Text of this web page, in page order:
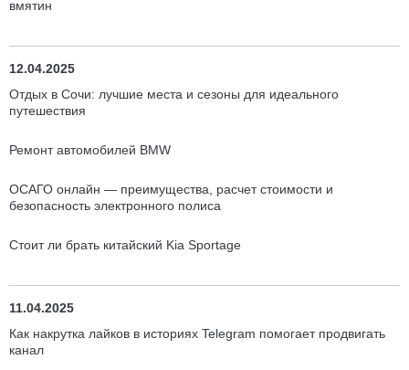
вмятин
12.04.2025
Отдых в Сочи: лучшие места и сезоны для идеального
путешествия
Ремонт автомобилей BMW
ОСАГО онлайн — преимущества, расчет стоимости и
безопасность электронного полиса
Стоит ли брать китайский Kia Sportage
11.04.2025
Как накрутка лайков в историях Telegram помогает продвигать
канал